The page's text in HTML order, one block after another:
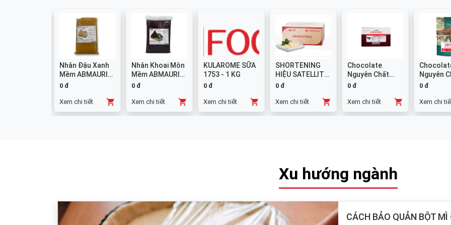
Nhân Đậu Xanh
Mềm ABMAURI
3kg
0 đ
Xem chi tiết
Nhân Khoai Môn
Mềm ABMAURI
3kg
0 đ
Xem chi tiết
KULAROME SỮA
1753 - 1 KG
0 đ
Xem chi tiết
SHORTENING
HIỆU SATELLITE
25 KG
0 đ
Xem chi tiết
Chocolate
Nguyên Chất
Đen GHANA
0 đ
Xem chi tiết
Nguyên
Sữa 38% -
0 đ
Xem chi
Xu hướng ngành
CÁCH BẢO QUẢN BỘT